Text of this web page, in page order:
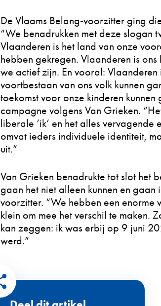
De Vlaams Belang-voorzitter ging
“We benadrukken met deze slogan
Vlaanderen is het land van onze
hebben gekregen. Vlaanderen is
we actief zijn. En vooral:
voortbestaan van ons volk kunnen
toekomst voor onze kinderen kunnen
campagne volgens Van Grieken.
liberale ‘ik’ en het alles vervagende
omvat ieders individuele identiteit,
uit.”
Van Grieken benadrukte tot slot het
gaan het niet alleen kunnen en
voorzitter. “We hebben een
klein om mee het verschil te maken.
kan zeggen: ik was erbij op 9 juni
werd.”